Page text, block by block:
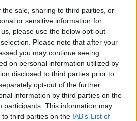
sale, sharing to third parties, or
or sensitive information for
please use the below opt-out
Please note that after your
you may continue seeing
on personal information utilized by
disclosed to third parties prior to
opt-out of the further
information by third parties on the
participants. This information may
third parties on the IAB’s List of